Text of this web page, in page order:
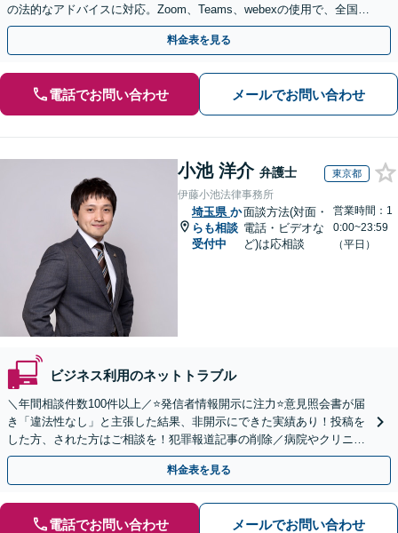
の法的なアドバイスに対応。Zoom、Teams、webexの使用で、全国か
らのご相談にも対応【平日夜間面談可】
料金表を見る
電話でお問い合わせ メールでお問い合わせ
小池 洋介 弁護士 東京都
伊藤小池法律事務所
埼玉県 か
らも相談
受付中
面談方法(対面・
電話・ビデオな
ど)は応相談
営業時間：1
0:00~23:59
（平日）
ビジネス利用のネットトラブル
＼年間相談件数100件以上／⭐️発信者情報開示に注力⭐️意見照会書が届
き「違法性なし」と主張した結果、非開示にできた実績あり！投稿を
した方、された方はご相談を！犯罪報道記事の削除／病院やクリニッ
クの口コミ対策／AV出演歴の削除／トレントなど
料金表を見る
電話でお問い合わせ メールでお問い合わせ